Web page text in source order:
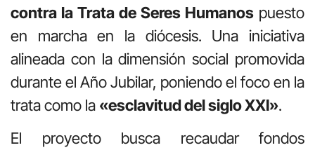
contra la Trata de Seres Humanos puesto
en marcha en la diócesis. Una iniciativa
alineada con la dimensión social promovida
durante el Año Jubilar, poniendo el foco en la
trata como la «esclavitud del siglo XXI».
El proyecto busca recaudar fondos